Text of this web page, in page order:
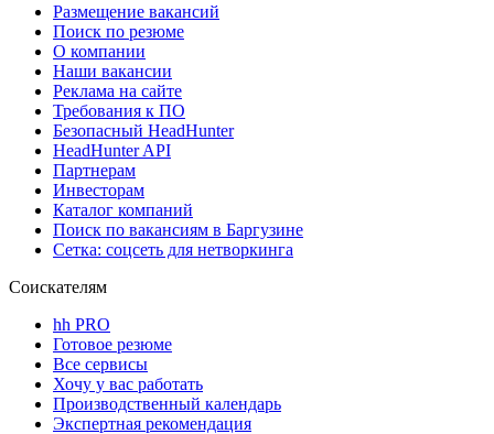
Размещение вакансий
Поиск по резюме
О компании
Наши вакансии
Реклама на сайте
Требования к ПО
Безопасный HeadHunter
HeadHunter API
Партнерам
Инвесторам
Каталог компаний
Поиск по вакансиям в Баргузине
Сетка: соцсеть для нетворкинга
Соискателям
hh PRO
Готовое резюме
Все сервисы
Хочу у вас работать
Производственный календарь
Экспертная рекомендация